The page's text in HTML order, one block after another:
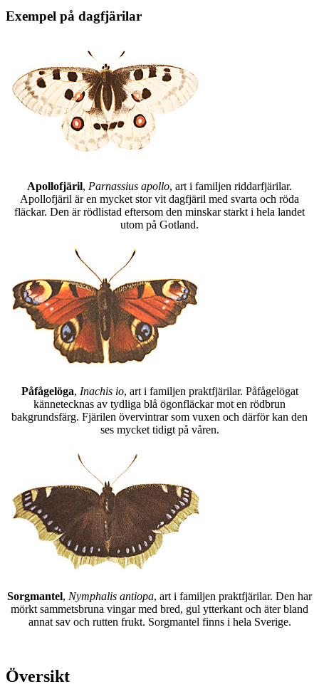
Exempel på dagfjärilar
Apollofjäril, Parnassius apollo, art i familjen riddarfjärilar.
Apollofjäril är en mycket stor vit dagfjäril med svarta och röda
fläckar. Den är rödlistad eftersom den minskar starkt i hela landet
utom på Gotland.
Påfågelöga, Inachis io, art i familjen praktfjärilar. Påfågelögat
kännetecknas av tydliga blå ögonfläckar mot en rödbrun
bakgrundsfärg. Fjärilen övervintrar som vuxen och därför kan den
ses mycket tidigt på våren.
Sorgmantel, Nymphalis antiopa, art i familjen praktfjärilar. Den har
mörkt sammetsbruna vingar med bred, gul ytterkant och äter bland
annat sav och rutten frukt. Sorgmantel finns i hela Sverige.
Översikt